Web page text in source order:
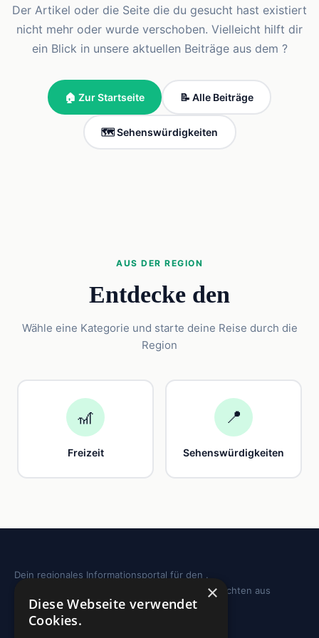
Der Artikel oder die Seite die du gesucht hast existiert
nicht mehr oder wurde verschoben. Vielleicht hilft dir
ein Blick in unsere aktuellen Beiträge aus dem ?
🏠 Zur Startseite 📝 Alle Beiträge
🗺️ Sehenswürdigkeiten
AUS DER REGION
Entdecke den
Wähle eine Kategorie und starte deine Reise durch die
Region
🎢
Freizeit
📍
Sehenswürdigkeiten
Dein regionales Informationsportal für den .
Sehenswürdigkeiten, Ausflugstipps und Geschichten aus
deiner Region.
×
Diese Webseite verwendet
Cookies.